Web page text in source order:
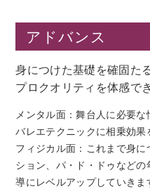
アドバンス
身につけた基礎を確固た
プロクオリティを体感で
メンタル面：舞台人に必要な
バレエテクニックに相乗効果
フィジカル面：これまで身
ション、パ・ド・ドゥなど
導にレベルアップしていきま